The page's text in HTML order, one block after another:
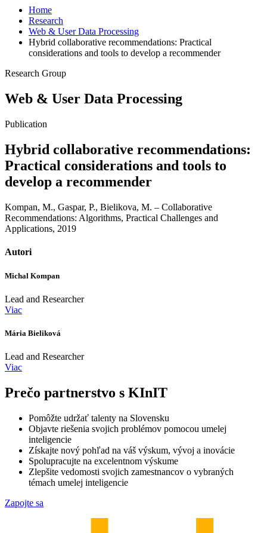
Home
Research
Web & User Data Processing
Hybrid collaborative recommendations: Practical
considerations and tools to develop a recommender
Research Group
Web & User Data Processing
Publication
Hybrid collaborative recommendations:
Practical considerations and tools to
develop a recommender
Kompan, M., Gaspar, P., Bielikova, M. – Collaborative
Recommendations: Algorithms, Practical Challenges and
Applications, 2019
Autori
Michal Kompan
Lead and Researcher
Viac
Mária Bieliková
Lead and Researcher
Viac
Prečo partnerstvo s KInIT
Pomôžte udržať talenty na Slovensku
Objavte riešenia svojich problémov pomocou umelej
inteligencie
Získajte nový pohľad na váš výskum, vývoj a inovácie
Spolupracujte na excelentnom výskume
Zlepšite vedomosti svojich zamestnancov o vybraných
témach umelej inteligencie
Zapojte sa